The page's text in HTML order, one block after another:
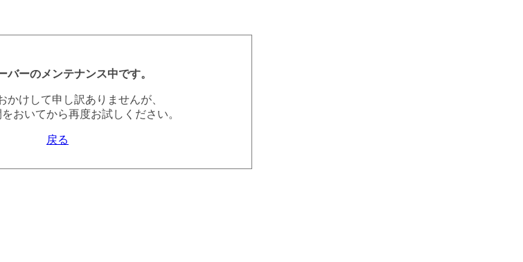
バーのメンテナンス中です。
かけして申し訳ありませんが、
おいてから再度お試しください。
戻る